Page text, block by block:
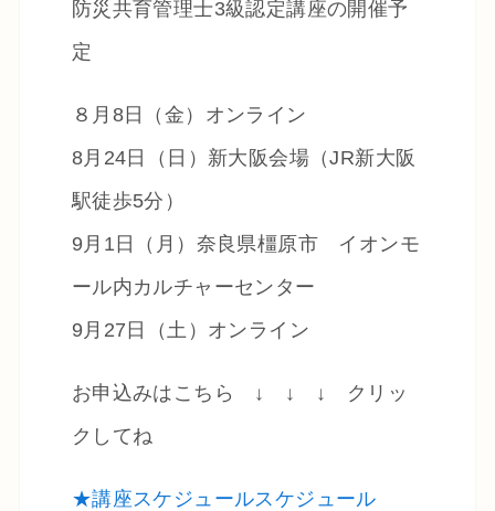
防災共育管理士3級認定講座の開催予
定
８月8日（金）オンライン
8月24日（日）新大阪会場（JR新大阪
駅徒歩5分）
9月1日（月）奈良県橿原市 イオンモ
ール内カルチャーセンター
9月27日（土）オンライン
お申込みはこちら ↓ ↓ ↓ クリッ
クしてね
★講座スケジュールスケジュール